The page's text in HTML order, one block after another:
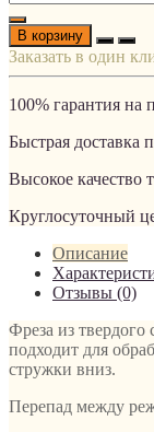
В корзину
Заказать в один
100% гарантия на
Быстрая доставка
Высокое качество
Круглосуточный
Описание
Отзывы (0)
Фреза из твердого
подходит для
стружки вниз.
Перепад между